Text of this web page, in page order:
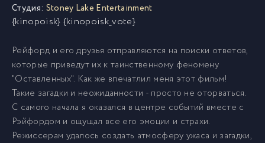
Студия: Stoney Lake Entertainment
{kinopoisk} {kinopoisk_vote}
Рейфорд и его друзья отправляются на поиски ответов,
которые приведут их к таинственному феномену
"Оставленных". Как же впечатлил меня этот фильм!
Такие загадки и неожиданности - просто не оторваться.
С самого начала я оказался в центре событий вместе с
Рэйфордом и ощущал все его эмоции и страхи.
Режиссерам удалось создать атмосферу ужаса и загадки,